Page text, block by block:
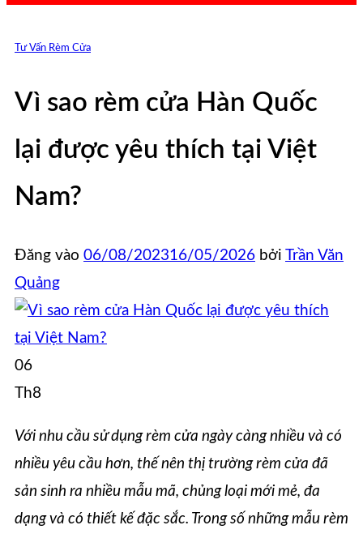
Tư Vấn Rèm Cửa
Vì sao rèm cửa Hàn Quốc
lại được yêu thích tại Việt
Nam?
Đăng vào 06/08/202316/05/2026 bởi Trần Văn
Quảng
06
Th8
Với nhu cầu sử dụng rèm cửa ngày càng nhiều và có
nhiều yêu cầu hơn, thế nên thị trường rèm cửa đã
sản sinh ra nhiều mẫu mã, chủng loại mới mẻ, đa
dạng và có thiết kế đặc sắc. Trong số những mẫu rèm